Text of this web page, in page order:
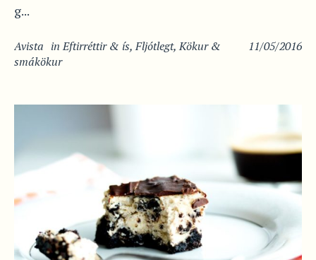
g...
11/05/2016
Avista inEftirréttir & ís,Fljótlegt,Kökur &
smákökur